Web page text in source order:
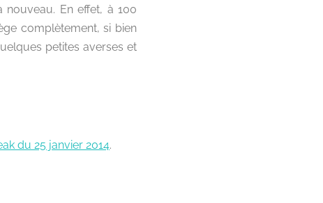
nouveau. En effet, à 100
complètement, si bien
petites averses et
du 25 janvier 2014.